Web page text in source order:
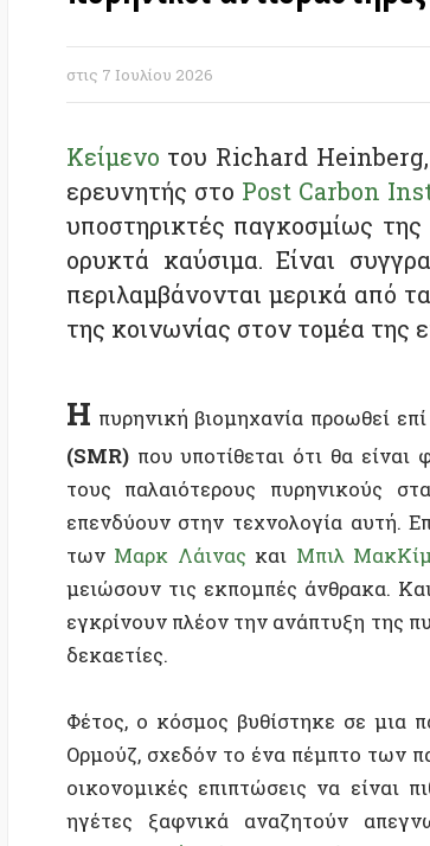
Κείμενοτου Richard Heinberg,
ερευνητής στο
υποστηρικτές παγκοσμίως της
ορυκτά καύσιμα. Είναι
περιλαμβάνονται μερικά από τα
της κοινωνίας στον τομέα της
Η πυρηνική βιομηχανία προωθεί επί
που υποτίθεται ότι θα είναι
τους παλαιότερους πυρηνικούς
των Μαρκ Λάινας Μπιλ ΜακΚίμπεν,
εγκρίνουν πλέον την ανάπτυξη της
δεκαετίες.
Φέτος, ο κόσμος βυθίστηκε σε μια
Ορμούζ, σχεδόν το ένα πέμπτο των
οικονομικές επιπτώσεις να είναι
ηγέτες ξαφνικά αναζητούν
ενέργειας για τα data centers (κέντρα
των κέντρων ελπίζουν να
νοημοσύνης (AI)
Με λίγα λόγια, φαίνεται πως αυτή είναι